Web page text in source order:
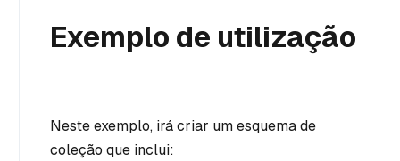
Exemplo de utilização
Neste exemplo, irá criar um esquema de
coleção que inclui: